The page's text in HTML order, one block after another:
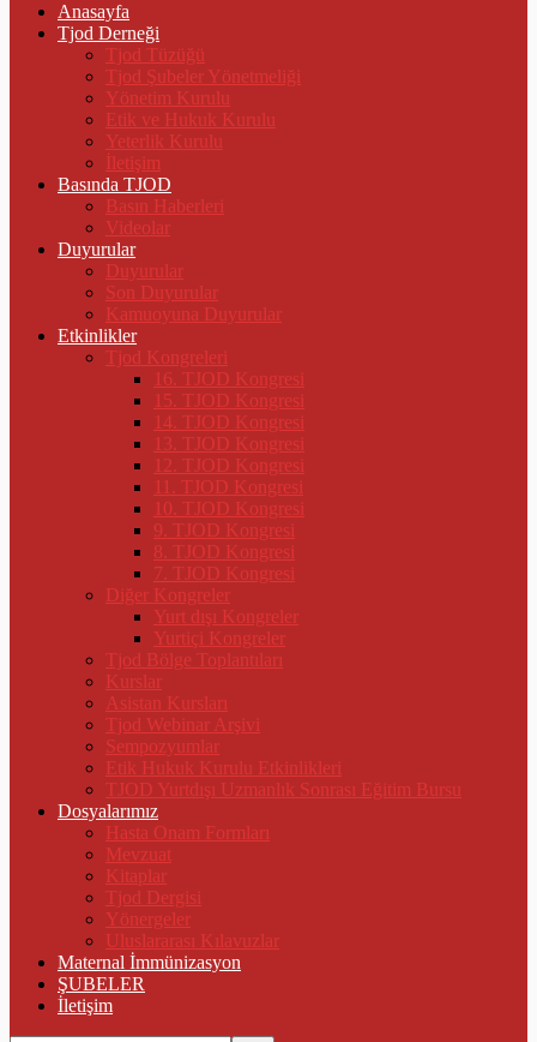
Anasayfa
Tjod Derneği
Tjod Tüzüğü
Tjod Şubeler Yönetmeliği
Yönetim Kurulu
Etik ve Hukuk Kurulu
Yeterlik Kurulu
İletişim
Basında TJOD
Basın Haberleri
Videolar
Duyurular
Duyurular
Son Duyurular
Kamuoyuna Duyurular
Etkinlikler
Tjod Kongreleri
16. TJOD Kongresi
15. TJOD Kongresi
14. TJOD Kongresi
13. TJOD Kongresi
12. TJOD Kongresi
11. TJOD Kongresi
10. TJOD Kongresi
9. TJOD Kongresi
8. TJOD Kongresi
7. TJOD Kongresi
Diğer Kongreler
Yurt dışı Kongreler
Yurtiçi Kongreler
Tjod Bölge Toplantıları
Kurslar
Asistan Kursları
Tjod Webinar Arşivi
Sempozyumlar
Etik Hukuk Kurulu Etkinlikleri
TJOD Yurtdışı Uzmanlık Sonrası Eğitim Bursu
Dosyalarımız
Hasta Onam Formları
Mevzuat
Kitaplar
Tjod Dergisi
Yönergeler
Uluslararası Kılavuzlar
Maternal İmmünizasyon
ŞUBELER
İletişim